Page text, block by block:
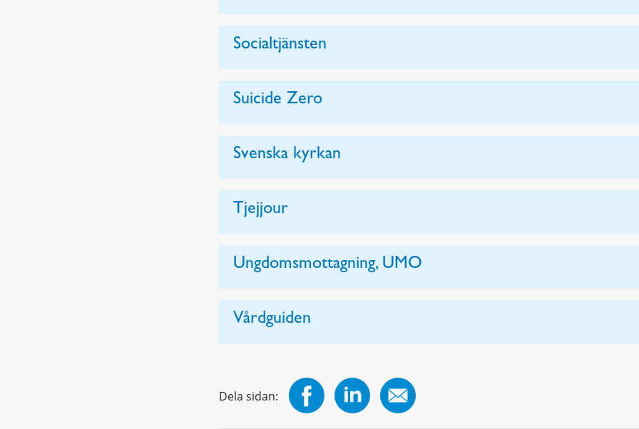
Socialtjänsten
Suicide Zero
Svenska kyrkan
Tjejjour
Ungdomsmottagning, UMO
Vårdguiden
Dela sidan: